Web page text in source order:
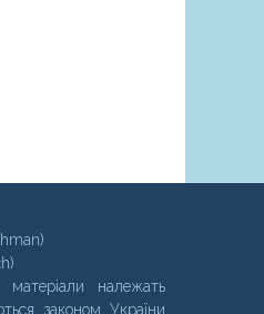
матеріали належать
законом України